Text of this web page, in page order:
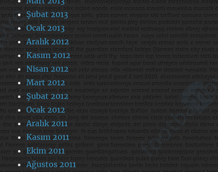
Şubat 2013
Ocak 2013
Aralık 2012
Kasım 2012
Nisan 2012
Mart 2012
Şubat 2012
Ocak 2012
Aralık 2011
Kasım 2011
Ekim 2011
Ağustos 2011